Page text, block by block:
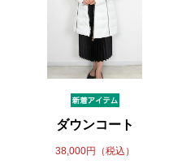
ダウンコート
38,000円（税込）